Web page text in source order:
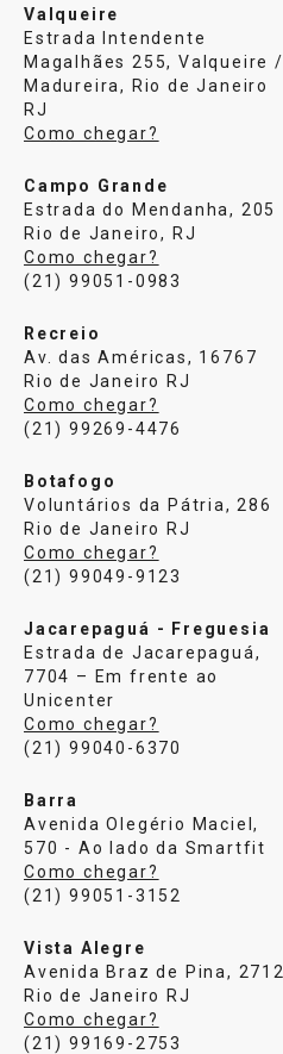
Valqueire
Estrada Intendente
Magalhães 255, Valqueire /
Madureira, Rio de Janeiro
RJ
Como chegar?
Campo Grande
Estrada do Mendanha, 205
Rio de Janeiro, RJ
Como chegar?
(21) 99051-0983
Recreio
Av. das Américas, 16767
Rio de Janeiro RJ
Como chegar?
(21) 99269-4476
Botafogo
Voluntários da Pátria, 286
Rio de Janeiro RJ
Como chegar?
(21) 99049-9123
Jacarepaguá - Freguesia
Estrada de Jacarepaguá,
7704 – Em frente ao
Unicenter
Como chegar?
(21) 99040-6370
Barra
Avenida Olegério Maciel,
570 - Ao lado da Smartfit
Como chegar?
(21) 99051-3152
Vista Alegre
Avenida Braz de Pina, 2712
Rio de Janeiro RJ
Como chegar?
(21) 99169-2753